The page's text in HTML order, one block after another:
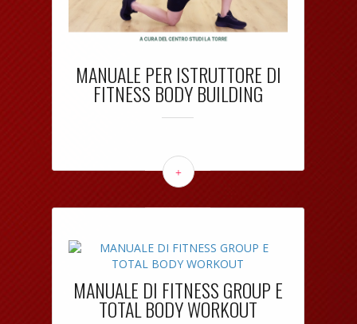
MANUALE PER ISTRUTTORE DI
FITNESS BODY BUILDING
+
MANUALE DI FITNESS GROUP E
TOTAL BODY WORKOUT